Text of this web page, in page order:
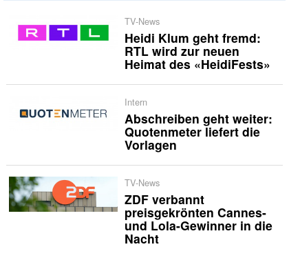
TV-News
Heidi Klum geht fremd:
RTL wird zur neuen
Heimat des «HeidiFests»
Intern
Abschreiben geht weiter:
Quotenmeter liefert die
Vorlagen
TV-News
ZDF verbannt
preisgekrönten Cannes-
und Lola-Gewinner in die
Nacht